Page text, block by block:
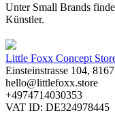
Unter Small Brands
Künstler.
Little Foxx Concept
Einsteinstrasse 104,
hello@littlefoxx.store
+4974714030353
VAT ID: DE324978445